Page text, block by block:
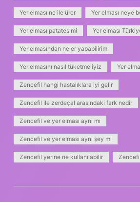
Yer elması ne ile ürer Yer elması neye
Yer elması patates mi Yer elması
Yer elmasından neler yapabilirim
Yer elmasını nasıl tüketmeliyiz Yer
Zencefil hangi hastalıklara iyi gelir
Zencefil ile zerdeçal arasındaki fark nedir
Zencefil ve yer elması aynı mı
Zencefil ve yer elması aynı şey mi
Zencefil yerine ne kullanılabilir